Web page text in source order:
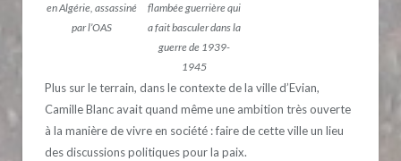
en Algérie, assassiné
par l’OAS
flambée guerrière qui
a fait basculer dans la
guerre de 1939-
1945
Plus sur le terrain, dans le contexte de la ville d’Evian,
Camille Blanc avait quand même une ambition très ouverte
à la manière de vivre en société : faire de cette ville un lieu
des discussions politiques pour la paix.